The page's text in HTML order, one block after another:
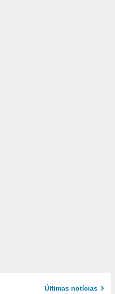
Últimas notícias